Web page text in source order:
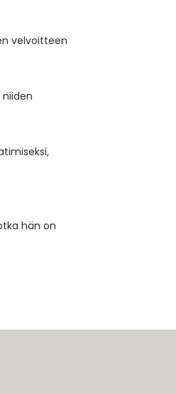
velvoitteen
hän on